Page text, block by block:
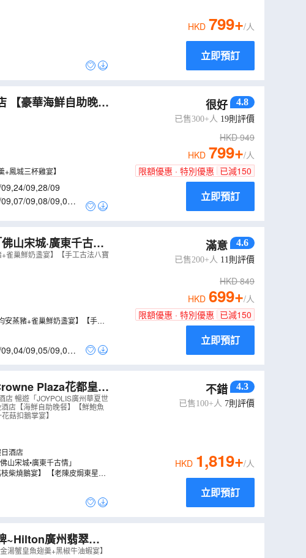
HKD 799+/人
立即預訂
【豪華海鮮自助晚
鳳城三杯雞宴】
,24/09,28/09
,07/09,08/09,09/0
很好 4.8
已售300+人 19則評價
HKD949
HKD 799+/人
限額優惠 · 特別優惠 已減150
立即預訂
山宋城·廣東千古
）
雀巢鮮奶盞宴】【手工古法八寶
安蒸豬+雀巢鮮奶盞宴】【手工
,04/09,05/09,06/0
滿意 4.6
已售200+人 11則評價
HKD849
HKD 699+/人
限額優惠 · 特別優惠 已減150
立即預訂
Plaza花都皇冠
店 暢遊「JOYPOLIS廣州華夏世
店【海鮮自助晚餐】【鮮鮑魚
菇扣鵝掌宴】
酒店
宋城•廣東千古情」
柴燒鵝宴】 【老陳皮焗東星斑+
不錯 4.3
已售100+人 7則評價
HKD 1,819+/人
立即預訂
~Hilton廣州翡翠希
佛山宋城•廣東千古
蟹皇魚翅羹+黑椒牛油蝦宴】